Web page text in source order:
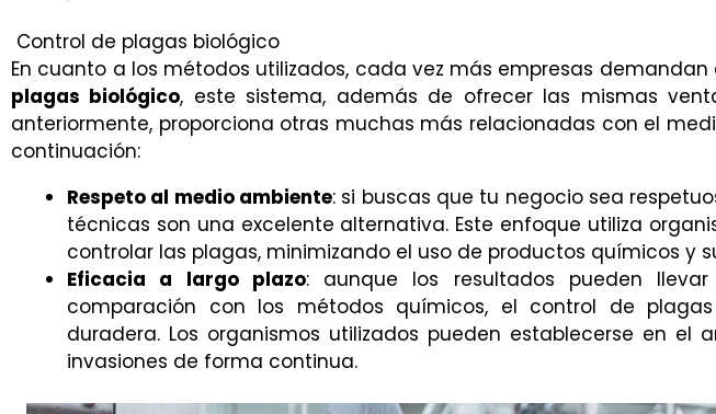
Control de plagas biológico
En cuanto a los métodos utilizados, cada vez más empresas demandan
plagas biológico, este sistema, además de ofrecer las mismas
anteriormente, proporciona otras muchas más relacionadas con el
continuación:
Respeto al medio ambiente: si buscas que tu negocio sea
técnicas son una excelente alternativa. Este enfoque utiliza
controlar las plagas, minimizando el uso de productos químicos y
Eficacia a largo plazo: aunque los resultados pueden
comparación con los métodos químicos, el control de
duradera. Los organismos utilizados pueden establecerse en
invasiones de forma continua.